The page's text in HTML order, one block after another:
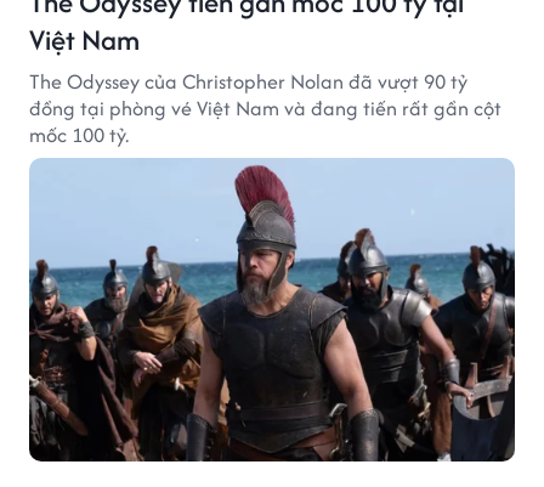
Việt Nam
The Odyssey của Christopher Nolan đã vượt 90 tỷ
đồng tại phòng vé Việt Nam và đang tiến rất gần cột
mốc 100 tỷ.